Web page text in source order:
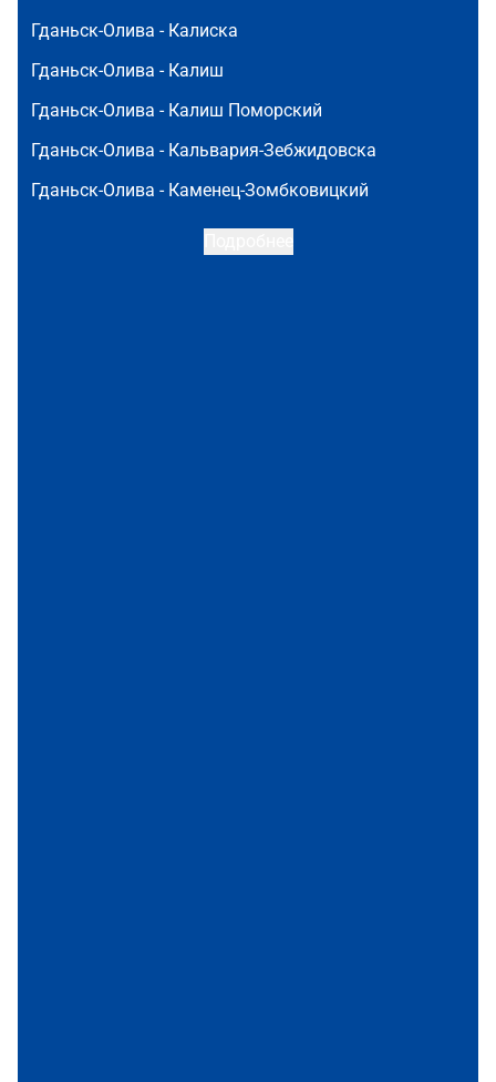
Гданьск-Олива - Калиска
Гданьск-Олива - Калиш
Гданьск-Олива - Калиш Поморский
Гданьск-Олива - Кальвария-Зебжидовска
Гданьск-Олива - Каменец-Зомбковицкий